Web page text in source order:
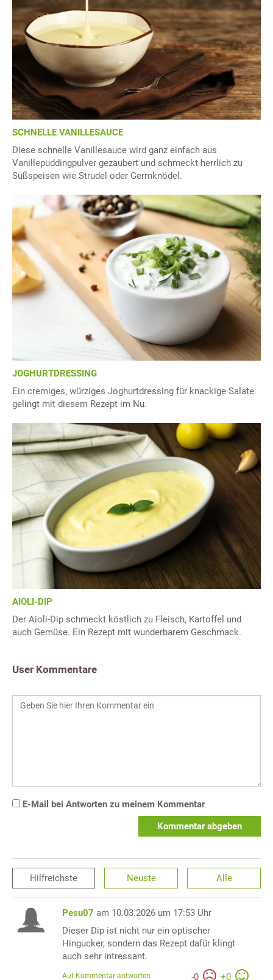
SCHNELLE VANILLESAUCE
Diese schnelle Vanillesauce wird ganz einfach aus
Vanillepuddingpulver gezaubert und schmeckt herrlich zu
Süßspeisen wie Strudel oder Germknödel.
JOGHURTDRESSING
Ein cremiges, würziges Joghurtdressing für knackige Salate
gelingt mit diesem Rezept im Nu.
AIOLI-DIP
Der Aioli-Dip schmeckt köstlich zu Fleisch, Kartoffel und
auch Gemüse. Ein Rezept mit wunderbarem Geschmack.
User Kommentare
E-Mail bei Antworten zu meinem Kommentar
Kommentar abgeben
Hilfreichste Neuste Alle
Pesu07 am 10.03.2026 um 17:53 Uhr
Dieser Dip ist nicht nur ein optischer
Hingucker, sondern das Rezept dafür klingt
auch sehr intressant.
-0 +0
Auf Kommentar antworten